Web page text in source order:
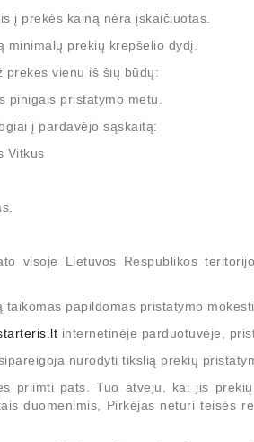
Ir
€7,646.40
price
į prekės kainą nėra įskaičiuotas.
minimalų prekių krepšelio dydį.
prekes vienu iš šių būdų:
pinigais pristatymo metu.
į pardavėjo sąskaitą:
Vitkus
visoje Lietuvos Respublikos
papildomas pristatymo
internetinėje parduotuvėje,
nurodyti tikslią prekių
priimti pats. Tuo atveju, kai jis
duomenimis, Pirkėjas neturi teisės